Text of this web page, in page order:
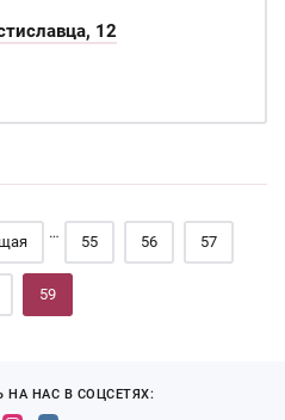
12
…
55 56 57
59
НАС В СОЦСЕТЯХ: